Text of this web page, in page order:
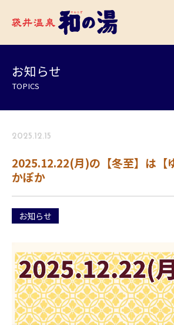
お知らせ
TOPICS
2025.12.15
2025.12.22(月)の【冬至】は【
かぽか
お知らせ